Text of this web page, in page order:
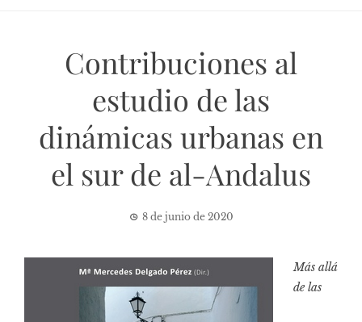
Contribuciones al
estudio de las
dinámicas urbanas en
el sur de al-Andalus
8 de junio de 2020
Más allá
de las